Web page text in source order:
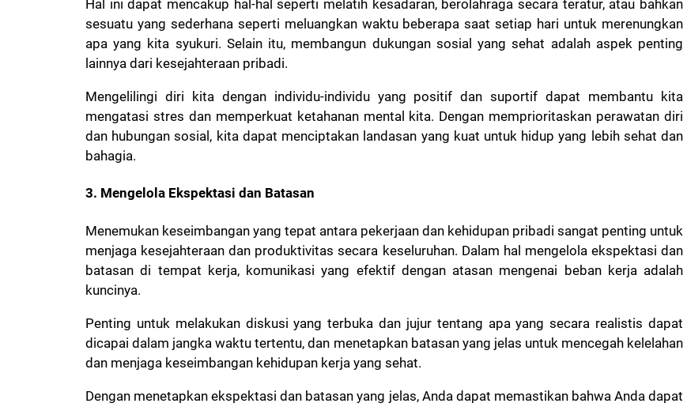
Hal ini dapat mencakup hal-hal seperti melatih kesadaran, berolahraga secara teratur, atau bahkan
sesuatu yang sederhana seperti meluangkan waktu beberapa saat setiap hari untuk merenungkan
apa yang kita syukuri. Selain itu, membangun dukungan sosial yang sehat adalah aspek penting
lainnya dari kesejahteraan pribadi.
Mengelilingi diri kita dengan individu-individu yang positif dan suportif dapat membantu kita
mengatasi stres dan memperkuat ketahanan mental kita. Dengan memprioritaskan perawatan diri
dan hubungan sosial, kita dapat menciptakan landasan yang kuat untuk hidup yang lebih sehat dan
bahagia.
3. Mengelola Ekspektasi dan Batasan
Menemukan keseimbangan yang tepat antara pekerjaan dan kehidupan pribadi sangat penting untuk
menjaga kesejahteraan dan produktivitas secara keseluruhan. Dalam hal mengelola ekspektasi dan
batasan di tempat kerja, komunikasi yang efektif dengan atasan mengenai beban kerja adalah
kuncinya.
Penting untuk melakukan diskusi yang terbuka dan jujur ​​tentang apa yang secara realistis dapat
dicapai dalam jangka waktu tertentu, dan menetapkan batasan yang jelas untuk mencegah kelelahan
dan menjaga keseimbangan kehidupan kerja yang sehat.
Dengan menetapkan ekspektasi dan batasan yang jelas, Anda dapat memastikan bahwa Anda dapat